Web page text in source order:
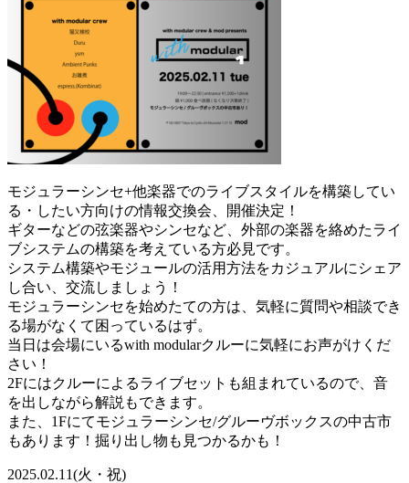
モジュラーシンセ+他楽器でのライブスタイルを構築してい
る・したい方向けの情報交換会、開催決定！
ギターなどの弦楽器やシンセなど、外部の楽器を絡めたライ
ブシステムの構築を考えている方必見です。
システム構築やモジュールの活用方法をカジュアルにシェア
し合い、交流しましょう！
モジュラーシンセを始めたての方は、気軽に質問や相談でき
る場がなくて困っているはず。
当日は会場にいるwith modularクルーに気軽にお声がけくだ
さい！
2Fにはクルーによるライブセットも組まれているので、音
を出しながら解説もできます。
また、1Fにてモジュラーシンセ/グルーヴボックスの中古市
もあります！掘り出し物も見つかるかも！
2025.02.11(火・祝)